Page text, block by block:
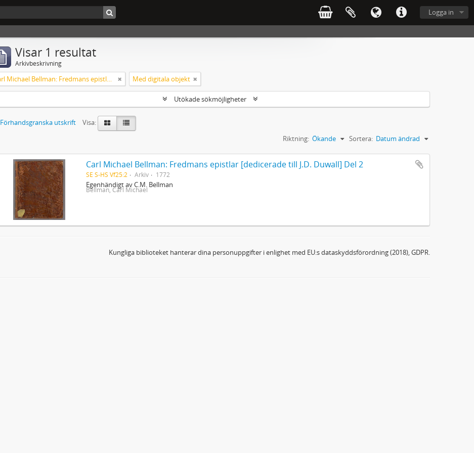
Logga in
Visar 1 resultat
Arkivbeskrivning
Carl Michael Bellman: Fredmans epistlar [dedicerade till J.D. Duwall] Del 2 Med digitala objekt
Utökade sökmöjligheter
Förhandsgranska utskrift
Visa:
Sortera: Datum ändrad
Riktning: Ökande
Carl Michael Bellman: Fredmans epistlar [dedicerade till J.D. Duwall] Del 2
SE S-HS Vf25:2 Arkiv 1772
Egenhändigt av C.M. Bellman
Bellman, Carl Michael
Kungliga biblioteket hanterar dina personuppgifter i enlighet med EU:s dataskyddsförordning (2018), GDPR.